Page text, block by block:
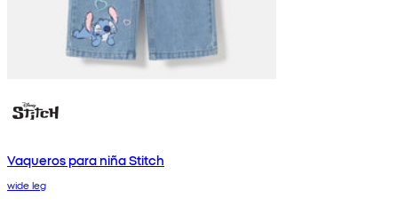
Vaqueros para niña Stitch
wide leg